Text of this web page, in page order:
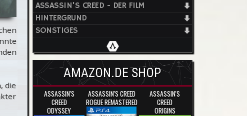
die
ASSASSIN'S CREED - DER FILM
HINTERGRUND
SONSTIGES
AMAZON.DE SHOP
ASSASSIN'S
CREED
ODYSSEY
ASSASSIN'S CREED
ROGUE REMASTERED
ASSASSIN'S
CREED
ORIGINS